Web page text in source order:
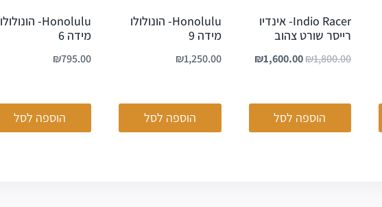
Indio Racer- אינדיו
רייסר שורט צהוב
₪1,800.00
₪1,600.00
הוספה לסל
Honolulu- הונולולו
מידה 9
₪1,250.00
הוספה לסל
Honolulu- הונולולו
מידה 6
₪795.00
הוספה לסל